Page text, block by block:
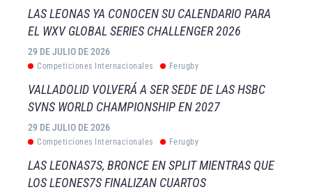
LAS LEONAS YA CONOCEN SU CALENDARIO PARA
EL WXV GLOBAL SERIES CHALLENGER 2026
29 DE JULIO DE 2026
Competiciones Internacionales Ferugby
VALLADOLID VOLVERÁ A SER SEDE DE LAS HSBC
SVNS WORLD CHAMPIONSHIP EN 2027
29 DE JULIO DE 2026
Competiciones Internacionales Ferugby
LAS LEONAS7S, BRONCE EN SPLIT MIENTRAS QUE
LOS LEONES7S FINALIZAN CUARTOS